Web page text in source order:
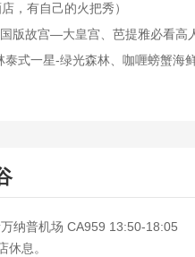
有自己的火把秀）
版故宫—大皇宫、芭提雅必看
式一星-绿光森林、咖喱螃蟹海
纳普机场 CA959 13:50-18:05
休息。